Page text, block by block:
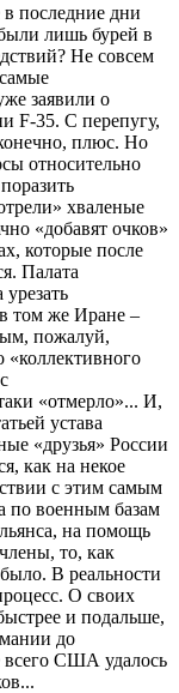
в последние дни
лишь бурей в
Не совсем
заявили о
F-35. С перепугу,
плюс. Но
относительно
хваленые
«добавят очков»
которые после
Палата
том же Иране –
пожалуй,
«коллективного
«отмерло»... И,
устава
«друзья» России
как на некое
с этим самым
по военным базам
на помощь
то, как
В реальности
О своих
и подальше,
до
США удалось